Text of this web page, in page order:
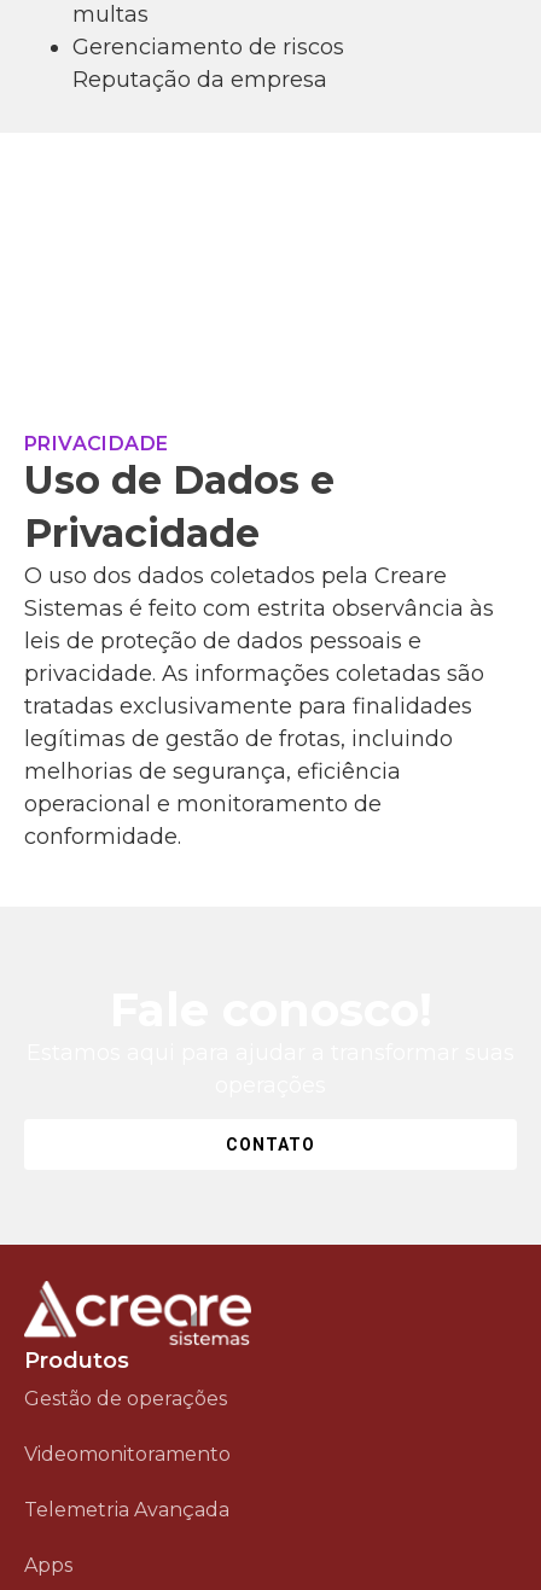
multas
Gerenciamento de riscos
Reputação da empresa
PRIVACIDADE
Uso de Dados e
Privacidade
O uso dos dados coletados pela Creare
Sistemas é feito com estrita observância às
leis de proteção de dados pessoais e
privacidade. As informações coletadas são
tratadas exclusivamente para finalidades
legítimas de gestão de frotas, incluindo
melhorias de segurança, eficiência
operacional e monitoramento de
conformidade.
CONTATO
Produtos
Gestão de operações
Videomonitoramento
Telemetria Avançada
Apps